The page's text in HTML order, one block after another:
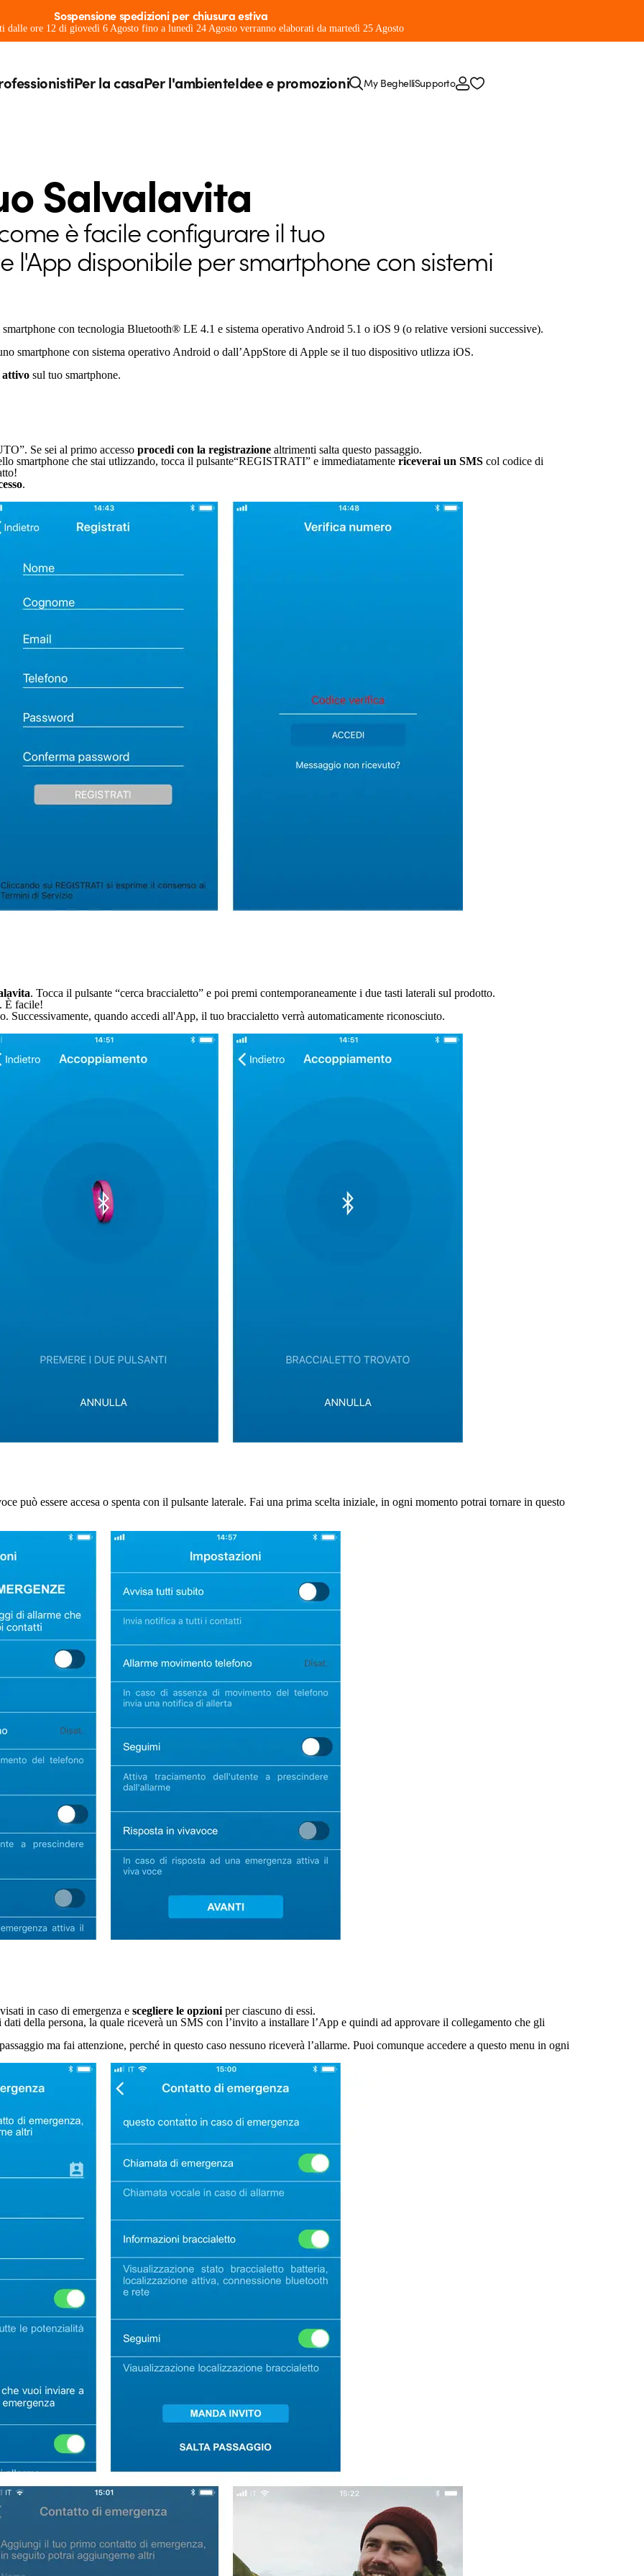
Sospensione spedizioni per chiusura estiva
dalle ore 12 di giovedì 6 Agosto fino a lunedì 24 Agosto verranno elaborati da martedì 25 Agosto
Per la casaPer l'ambienteIdee e promozioni My BeghelliSupporto
Salvalavita
è facile configurare il tuo
l'App disponibile per smartphone con sistemi
con tecnologia Bluetooth® LE 4.1 e sistema operativo Android 5.1 o iOS 9 (o relative versioni successive).
smartphone con sistema operativo Android o dall’AppStore di Apple se il tuo dispositivo utlizza iOS.
attivo sul tuo smartphone.
Se sei al primo accesso procedi con la registrazione altrimenti salta questo passaggio.
smartphone che stai utlizzando, tocca il pulsante“REGISTRATI” e immediatamente riceverai un SMS col codice di
.
. Tocca il pulsante “cerca braccialetto” e poi premi contemporaneamente i due tasti laterali sul prodotto.
È facile!
Successivamente, quando accedi all'App, il tuo braccialetto verrà automaticamente riconosciuto.
può essere accesa o spenta con il pulsante laterale. Fai una prima scelta iniziale, in ogni momento potrai tornare in questo
in caso di emergenza e scegliere le opzioni per ciascuno di essi.
della persona, la quale riceverà un SMS con l’invito a installare l’App e quindi ad approvare il collegamento che gli
ma fai attenzione, perché in questo caso nessuno riceverà l’allarme. Puoi comunque accedere a questo menu in ogni